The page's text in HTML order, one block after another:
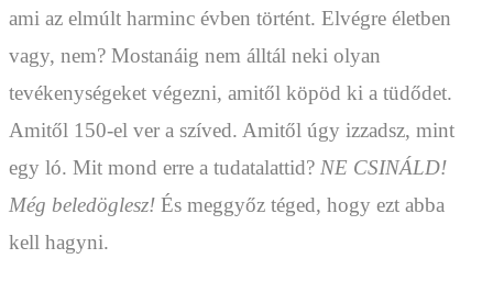
ami az elmúlt harminc évben történt. Elvégre életben
vagy, nem? Mostanáig nem álltál neki olyan
tevékenységeket végezni, amitől köpöd ki a tüdődet.
Amitől 150-el ver a szíved. Amitől úgy izzadsz, mint
egy ló. Mit mond erre a tudatalattid? NE CSINÁLD!
Még beledöglesz! És meggyőz téged, hogy ezt abba
kell hagyni.